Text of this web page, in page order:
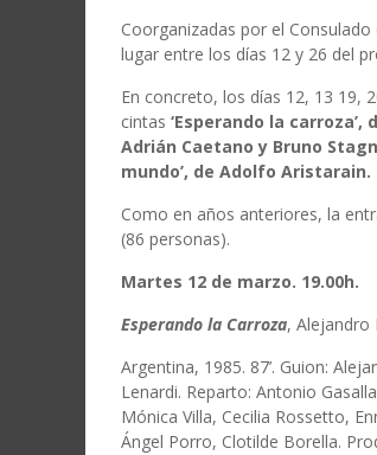
Coorganizadas por el
lugar entre los días 12 y 26 del
En concreto, los días 12, 13 19,
cintas ‘Esperando la carroza’,
Adrián Caetano y Bruno
mundo’, de Adolfo Aristarain.
Como en años anteriores, la
(86 personas).
Martes 12 de marzo. 19.00h.
Esperando la Carroza, Alejandro
Argentina, 1985. 87’. Guion:
Lenardi. Reparto: Antonio
Mónica Villa, Cecilia Rossetto,
Ángel Porro, Clotilde Borella.